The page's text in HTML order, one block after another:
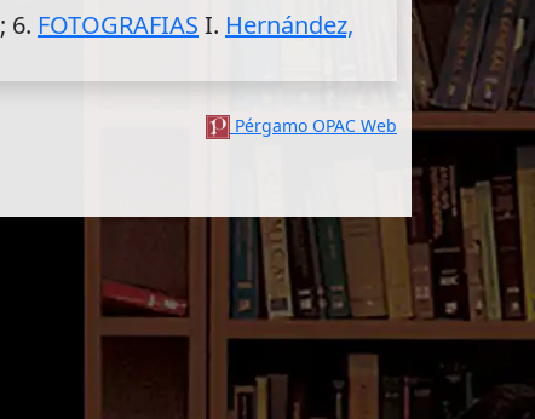
; 6. FOTOGRAFIAS I. Hernández,
Pérgamo OPAC Web